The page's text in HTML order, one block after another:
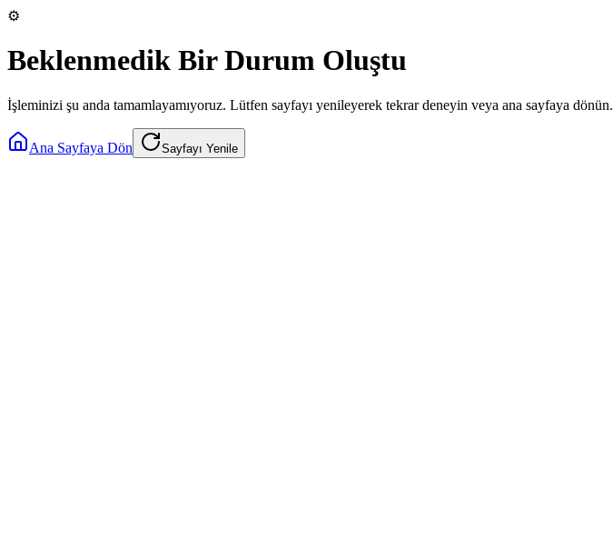
⚙️
Beklenmedik Bir Durum Oluştu
İşleminizi şu anda tamamlayamıyoruz. Lütfen sayfayı yenileyerek tekrar deneyin veya ana sayfaya dönün.
Ana Sayfaya Dön Sayfayı Yenile